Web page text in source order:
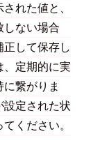
れた値と、
しない場合
して保存し
定期的に実
繋がりま
定された状
ください。